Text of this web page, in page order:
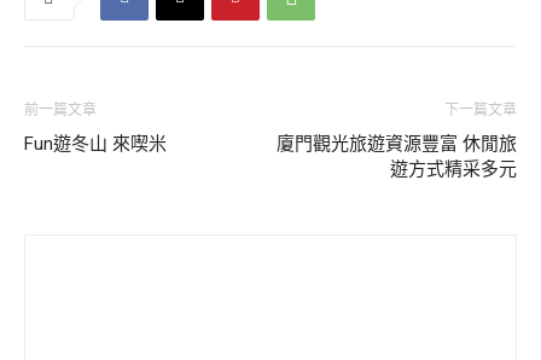
前一篇文章
Fun遊冬山 來喫米
下一篇文章
廈門觀光旅遊資源豐富 休閒旅
遊方式精采多元